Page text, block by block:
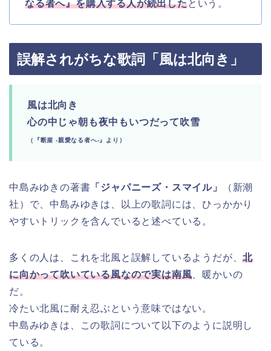
なる者へ』を購入する人が続出したという。
誤解されがちな歌詞「風は北向き」
風は北向き
心の中じゃ朝も夜中もいつだって吹雪
（『断崖 -親愛なる者へ-』より）
中島みゆきの著書 「ジャパニーズ・スマイル」
（新潮
社）で、中島みゆきは、以上の歌詞には、ひっかかり
やすいトリックを含んでいると述べている。
多くの人は、これを北風と誤解しているようだが、北
に向かって吹いている風なので実は南風 、暖かいの
だ。
冷たい北風に耐え忍ぶという意味ではない。
中島みゆきは、この歌詞について以下のように説明し
ている。